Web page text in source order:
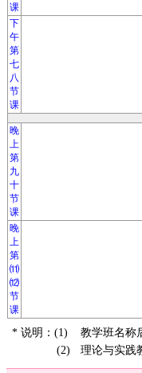
课
下
午
第
七
八
节
课
晚
上
第
九
十
节
课
晚
上
第
⑾
⑿
节
课
* 说明：(1) 教学班名称
(2)
理论与实践